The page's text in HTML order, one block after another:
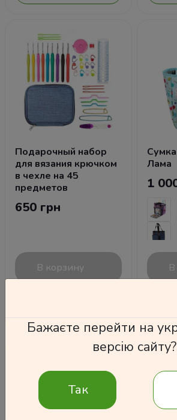
Подарочный набор
для вязания крючком
в чехле на 45
предметов
650 грн
В корзину
Лама
1
Бажаєте перейти на
версію сайту?
Так